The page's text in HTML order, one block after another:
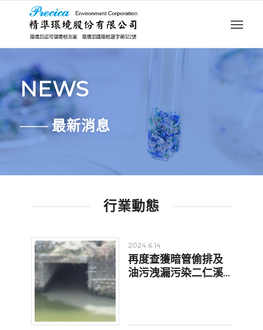
NEWS
—— 最新消息
行業動態
2024.6.14
再度查獲暗管偷排及
油污洩漏污染二仁溪